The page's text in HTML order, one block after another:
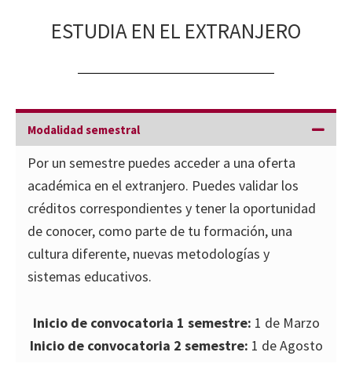
ESTUDIA EN EL EXTRANJERO
Modalidad semestral
Por un semestre puedes acceder a una oferta
académica en el extranjero. Puedes validar los
créditos correspondientes y tener la oportunidad
de conocer, como parte de tu formación, una
cultura diferente, nuevas metodologías y
sistemas educativos.
Inicio de convocatoria 1 semestre: 1 de Marzo
Inicio de convocatoria 2 semestre: 1 de Agosto